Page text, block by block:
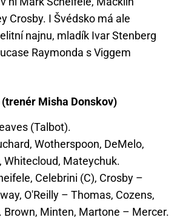
Crosby. I Švédsko má ale
najnu, mladík Ivar Stenberg
Raymonda s Viggem
Misha Donskov)
(Talbot).
Wotherspoon, DeMelo,
Whitecloud, Mateychuk.
Celebrini (C), Crosby –
O'Reilly – Thomas, Cozens,
Brown, Minten, Martone – Mercer.